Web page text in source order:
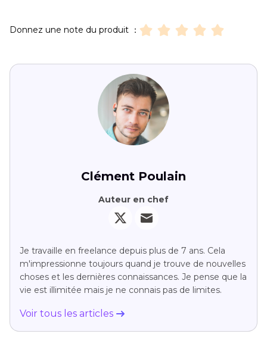
Donnez une note du produit ：
Clément Poulain
Auteur en chef
Je travaille en freelance depuis plus de 7 ans. Cela
m'impressionne toujours quand je trouve de nouvelles
choses et les dernières connaissances. Je pense que la
vie est illimitée mais je ne connais pas de limites.
Voir tous les articles